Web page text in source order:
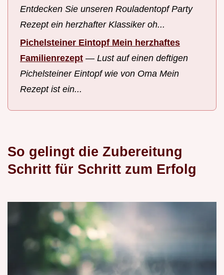
Entdecken Sie unseren Rouladentopf Party
Rezept ein herzhafter Klassiker oh...
Pichelsteiner Eintopf Mein herzhaftes
Familienrezept — Lust auf einen deftigen
Pichelsteiner Eintopf wie von Oma Mein
Rezept ist ein...
So gelingt die Zubereitung
Schritt für Schritt zum Erfolg